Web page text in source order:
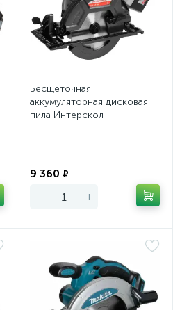
Бесщеточная
аккумуляторная дисковая
пила Интерскол
9 360 ₽
- +